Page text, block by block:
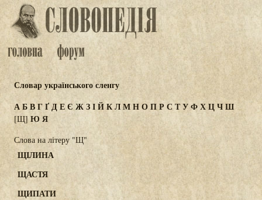
Словар українського сленгу
АБВГҐДЕЄ ЖЗІЙКЛМНОПР СТУФХЦЧШ
[Щ]Ю Я
Слова на літеру "Щ"
ЩІЛИНА
ЩАСТЯ
ЩИПАТИ